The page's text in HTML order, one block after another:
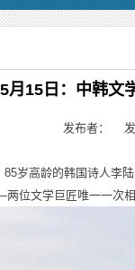
月15日：中韩文
发布者： 发
高龄的韩国诗人李陆
位文学巨匠唯一一次相